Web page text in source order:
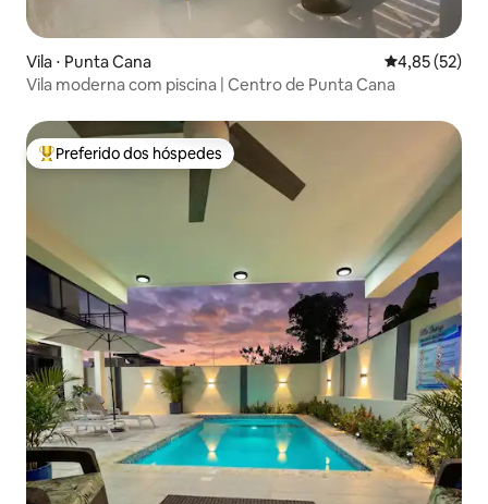
Vila ⋅ Punta Cana 4,85 de uma
4,85 (52)
Vila moderna com piscina | Centro de Punta Cana
Entre os melhores preferidos dos hóspedes
Preferido dos hóspedes